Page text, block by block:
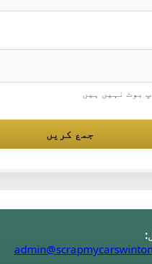
بوٹ نہیں ہیں
جمع کریں